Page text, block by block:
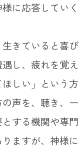
に応答していく
きていると喜び
し、疲れを覚え
しい」という方
声を、聴き、一
する機関や専門
ますが、神様に